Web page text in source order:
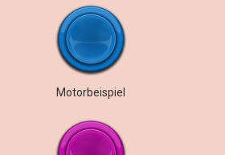
Motorbeispiel